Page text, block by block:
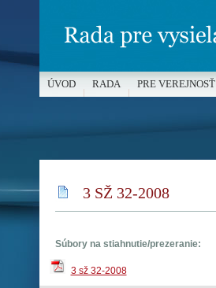
3 SŽ 32-2008
Súbory na stiahnutie/prezeranie:
3 sž 32-2008
ÚVOD RADA PRE VEREJNOSŤ